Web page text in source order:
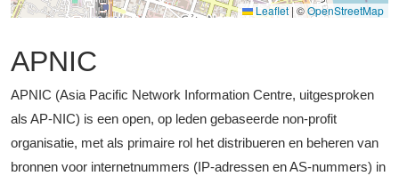
Leaflet | ©OpenStreetMap
APNIC
APNIC (Asia Pacific Network Information Centre, uitgesproken
als AP-NIC) is een open, op leden gebaseerde non-profit
organisatie, met als primaire rol het distribueren en beheren van
bronnen voor internetnummers (IP-adressen en AS-nummers) in